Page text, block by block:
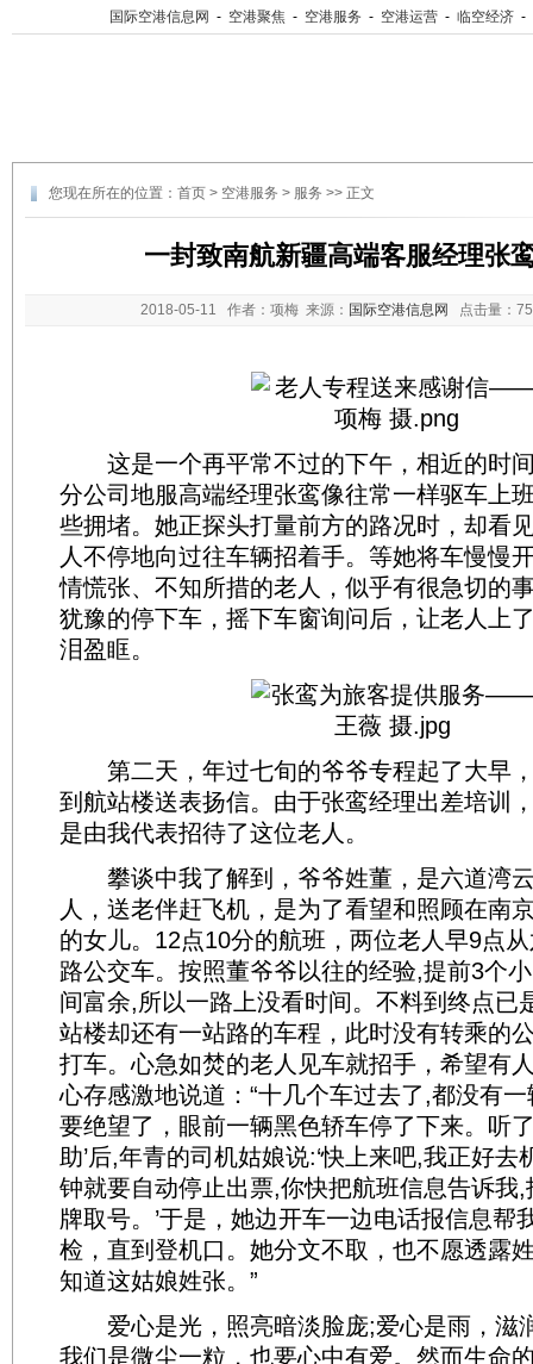
国际空港信息网 - 空港聚焦 - 空港服务 - 空港运营 - 临空经济 -
您现在所在的位置： 首页 > 空港服务 > 服务 >> 正文
一封致南航新疆高端客服经理张
2018-05-11 作者：项梅 来源： 国际空港信息网 点击量：
这是一个再平常不过的下午，相近的时
分公司地服高端经理张鸾像往常一样驱车上
些拥堵。她正探头打量前方的路况时，却看
人不停地向过往车辆招着手。等她将车慢慢
情慌张、不知所措的老人，似乎有很急切的
犹豫的停下车，摇下车窗询问后，让老人上
泪盈眶。
第二天，年过七旬的爷爷专程起了大早
到航站楼送表扬信。由于张鸾经理出差培训
是由我代表招待了这位老人。
攀谈中我了解到，爷爷姓董，是六道湾
人，送老伴赶飞机，是为了看望和照顾在南
的女儿。12点10分的航班，两位老人早9点
路公交车。按照董爷爷以往的经验,提前3个
间富余,所以一路上没看时间。不料到终点已
站楼却还有一站路的车程，此时没有转乘的
打车。心急如焚的老人见车就招手，希望有
心存感激地说道：“十几个车过去了,都没有
要绝望了，眼前一辆黑色轿车停了下来。听
助’后,年青的司机姑娘说:‘快上来吧,我正好
钟就要自动停止出票,你快把航班信息告诉我
牌取号。’于是，她边开车一边电话报信息帮
检，直到登机口。她分文不取，也不愿透露
知道这姑娘姓张。”
爱心是光，照亮暗淡脸庞;爱心是雨，滋
我们是微尘一粒，也要心中有爱。然而生命